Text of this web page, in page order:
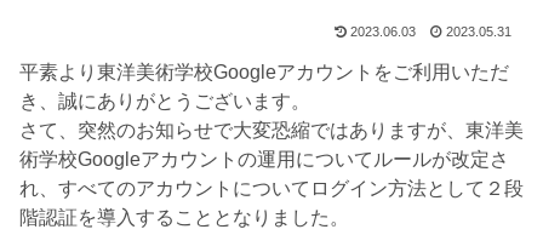
2023.06.03 2023.05.31
平素より東洋美術学校Googleアカウントをご利用いただ
き、誠にありがとうございます。
さて、突然のお知らせで大変恐縮ではありますが、東洋美
術学校Googleアカウントの運用についてルールが改定さ
れ、すべてのアカウントについてログイン方法として２段
階認証を導入することとなりました。